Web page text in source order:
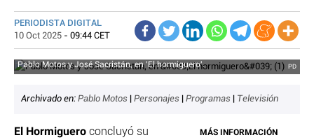
TELEVISIÓN
GENTE
OTRAS WEBS
CRIMEN Y CASTIGO
RELIGION
PERIODISTA DIGITAL
10 Oct 2025 - 09:44 CET
Pablo Motos y José Sacristán, en 'El hormiguero'. PD
Archivado en: Pablo Motos Personajes Programas Televisión
MÁS INFORMACIÓN
El Hormiguero concluyó su